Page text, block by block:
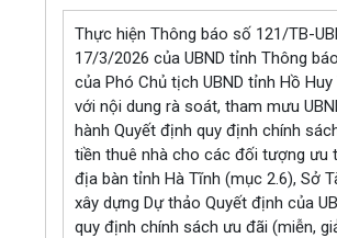
Thực hiện Thông báo số 121/TB-
17/3/2026 của UBND tỉnh Thông
của Phó Chủ tịch UBND tỉnh Hồ
với nội dung rà soát, tham mưu
hành Quyết định quy định chính
tiền thuê nhà cho các đối tượng ưu
địa bàn tỉnh Hà Tĩnh (mục 2.6), Sở
xây dựng Dự thảo Quyết định của
quy định chính sách ưu đãi (miễn,